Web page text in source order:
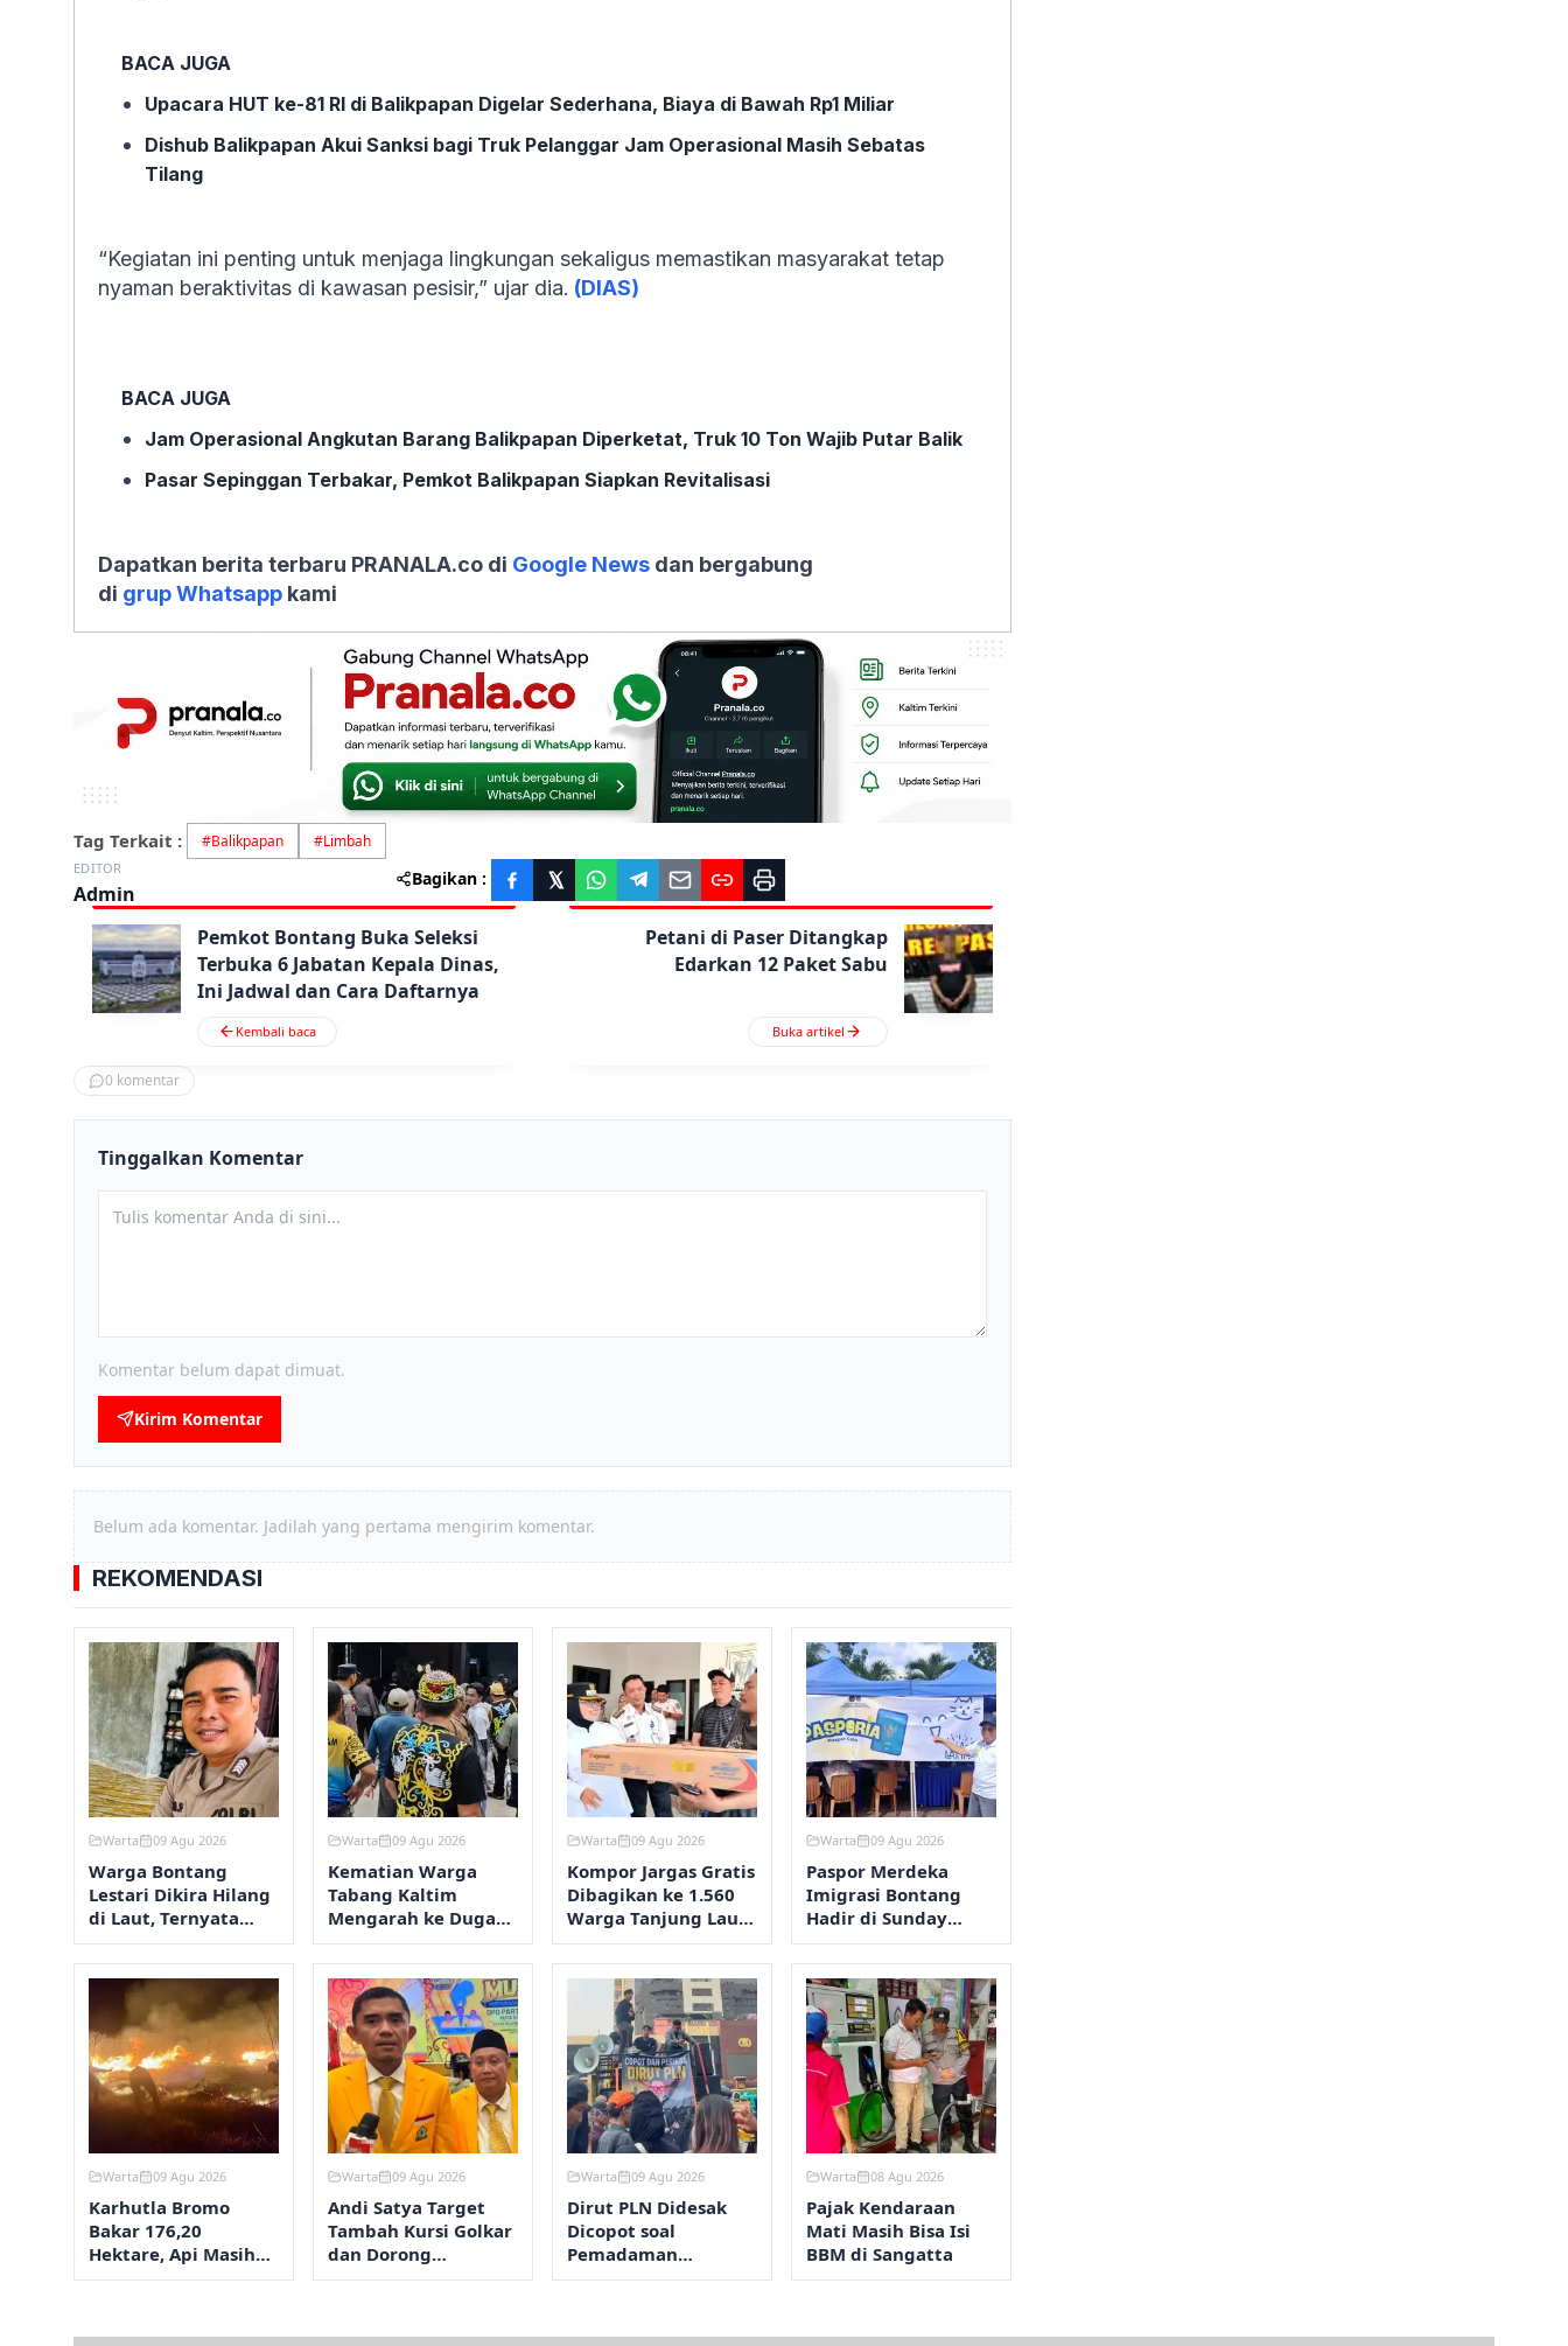
BACA JUGA
Upacara HUT ke-81 RI di Balikpapan Digelar Sederhana, Biaya di Bawah Rp1 Miliar
Dishub Balikpapan Akui Sanksi bagi Truk Pelanggar Jam Operasional Masih Sebatas
Tilang
“Kegiatan ini penting untuk menjaga lingkungan sekaligus memastikan masyarakat tetap
nyaman beraktivitas di kawasan pesisir,” ujar dia. (DIAS)
BACA JUGA
Jam Operasional Angkutan Barang Balikpapan Diperketat, Truk 10 Ton Wajib Putar Balik
Pasar Sepinggan Terbakar, Pemkot Balikpapan Siapkan Revitalisasi
Dapatkan berita terbaru PRANALA.co di Google News dan bergabung
di grup Whatsapp kami
Tag Terkait : #Balikpapan #Limbah
EDITOR
Admin
Bagikan :
Pemkot Bontang Buka Seleksi
Terbuka 6 Jabatan Kepala Dinas,
Ini Jadwal dan Cara Daftarnya
Kembali baca
Petani di Paser Ditangkap
Edarkan 12 Paket Sabu
Buka artikel
0 komentar
Tinggalkan Komentar
Komentar belum dapat dimuat.
Kirim Komentar
Belum ada komentar. Jadilah yang pertama mengirim komentar.
REKOMENDASI
Warta 09 Agu 2026
Warga Bontang
Lestari Dikira Hilang
di Laut, Ternyata
Bersembunyi di
Empang karena
Utang
Warta 09 Agu 2026
Kematian Warga
Tabang Kaltim
Mengarah ke Dugaan
Pengeroyokan
Warta 09 Agu 2026
Kompor Jargas Gratis
Dibagikan ke 1.560
Warga Tanjung Laut,
Ini Tahap
Selanjutnya
Warta 09 Agu 2026
Paspor Merdeka
Imigrasi Bontang
Hadir di Sunday
Market PKT
Warta 09 Agu 2026
Karhutla Bromo
Bakar 176,20
Hektare, Api Masih
Dipadamkan
Warta 09 Agu 2026
Andi Satya Target
Tambah Kursi Golkar
dan Dorong
Legislator Muda di
Warta 09 Agu 2026
Dirut PLN Didesak
Dicopot soal
Pemadaman
Kalimantan-
Warta 08 Agu 2026
Pajak Kendaraan
Mati Masih Bisa Isi
BBM di Sangatta